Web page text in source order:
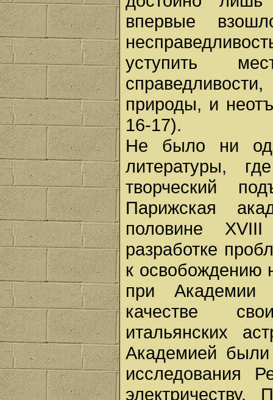
впервые
уступить
природы, и
16-17).
Не было ни
литературы,
творческий
Парижская
половине
разработке
к освобождению
при Академии
качестве
итальянских
Академией
исследования